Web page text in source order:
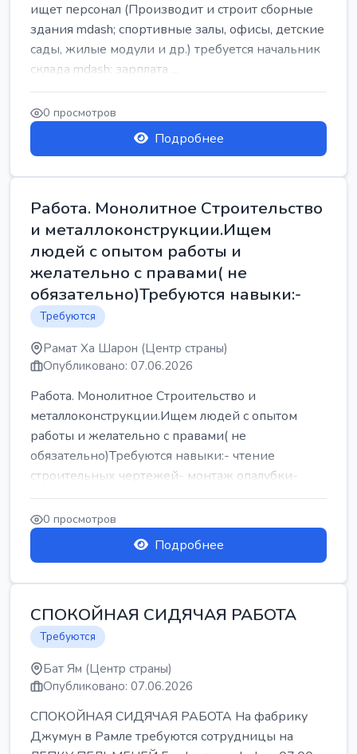
ищет персонал (Производит и строит сборные
здания mdash; спортивные залы, офисы, детские
сады, жилые модули и др.) требуется начальник
склада mdash; зарплата ...
0 просмотров
Подробнее
Работа. Монолитное Строительство
и металлоконструкции.Ищем
людей с опытом работы и
желательно с правами( не
обязательно)Требуются навыки:-
Требуются
Рамат Ха Шарон (Центр страны)
Опубликовано: 07.06.2026
Работа. Монолитное Строительство и
металлоконструкции.Ищем людей с опытом
работы и желательно с правами( не
обязательно)Требуются навыки:- чтение
строительных чертежей- монтаж опалубки-
армокаркасыОпл...
0 просмотров
Подробнее
СПОКОЙНАЯ СИДЯЧАЯ РАБОТА
Требуются
Бат Ям (Центр страны)
Опубликовано: 07.06.2026
СПОКОЙНАЯ СИДЯЧАЯ РАБОТА На фабрику
Джумун в Рамле требуются сотрудницы на